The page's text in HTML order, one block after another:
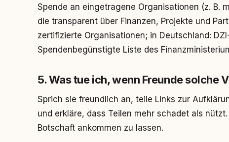
Spende an eingetragene Organisationen (z. B.
die transparent über Finanzen, Projekte und
zertifizierte Organisationen; in Deutschland:
Spendenbegünstigte Liste des
5. Was tue ich, wenn Freunde solche
Sprich sie freundlich an, teile Links zur
und erkläre, dass Teilen mehr schadet als nützt.
Botschaft ankommen zu lassen.